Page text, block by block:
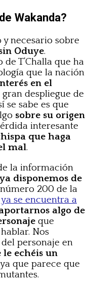
Wakanda?
necesario sobre
Oduye.
T’Challa que ha
que la nación
en el
despliegue de
se sabe es que
sobre su origen
interesante
que haga
mal.
la información
ya disponemos de
número 200 de la
ya se encuentra a
algo de
que
Nos
personaje en
le echéis un
que parece que